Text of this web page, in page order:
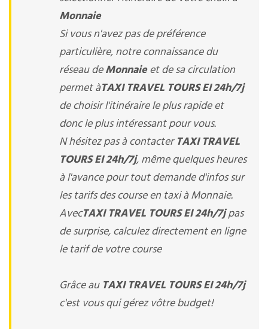
Monnaie
Si vous n'avez pas de préférence
particulière, notre connaissance du
réseau deMonnaieet de sa circulation
permet àTAXI TRAVEL TOURS EI 24h/7j
de choisir l'itinéraire le plus rapide et
donc le plus intéressant pour vous.
N hésitez pas à contacterTAXI TRAVEL
TOURS EI 24h/7j, même quelques heures
à l'avance pour tout demande d'infos sur
les tarifs des course en taxi à Monnaie.
AvecTAXI TRAVEL TOURS EI 24h/7jpas
de surprise, calculez directement en ligne
le tarif de votre course
Grâce au TAXI TRAVEL TOURS EI 24h/7j
c'est vous qui gérez vôtre budget!